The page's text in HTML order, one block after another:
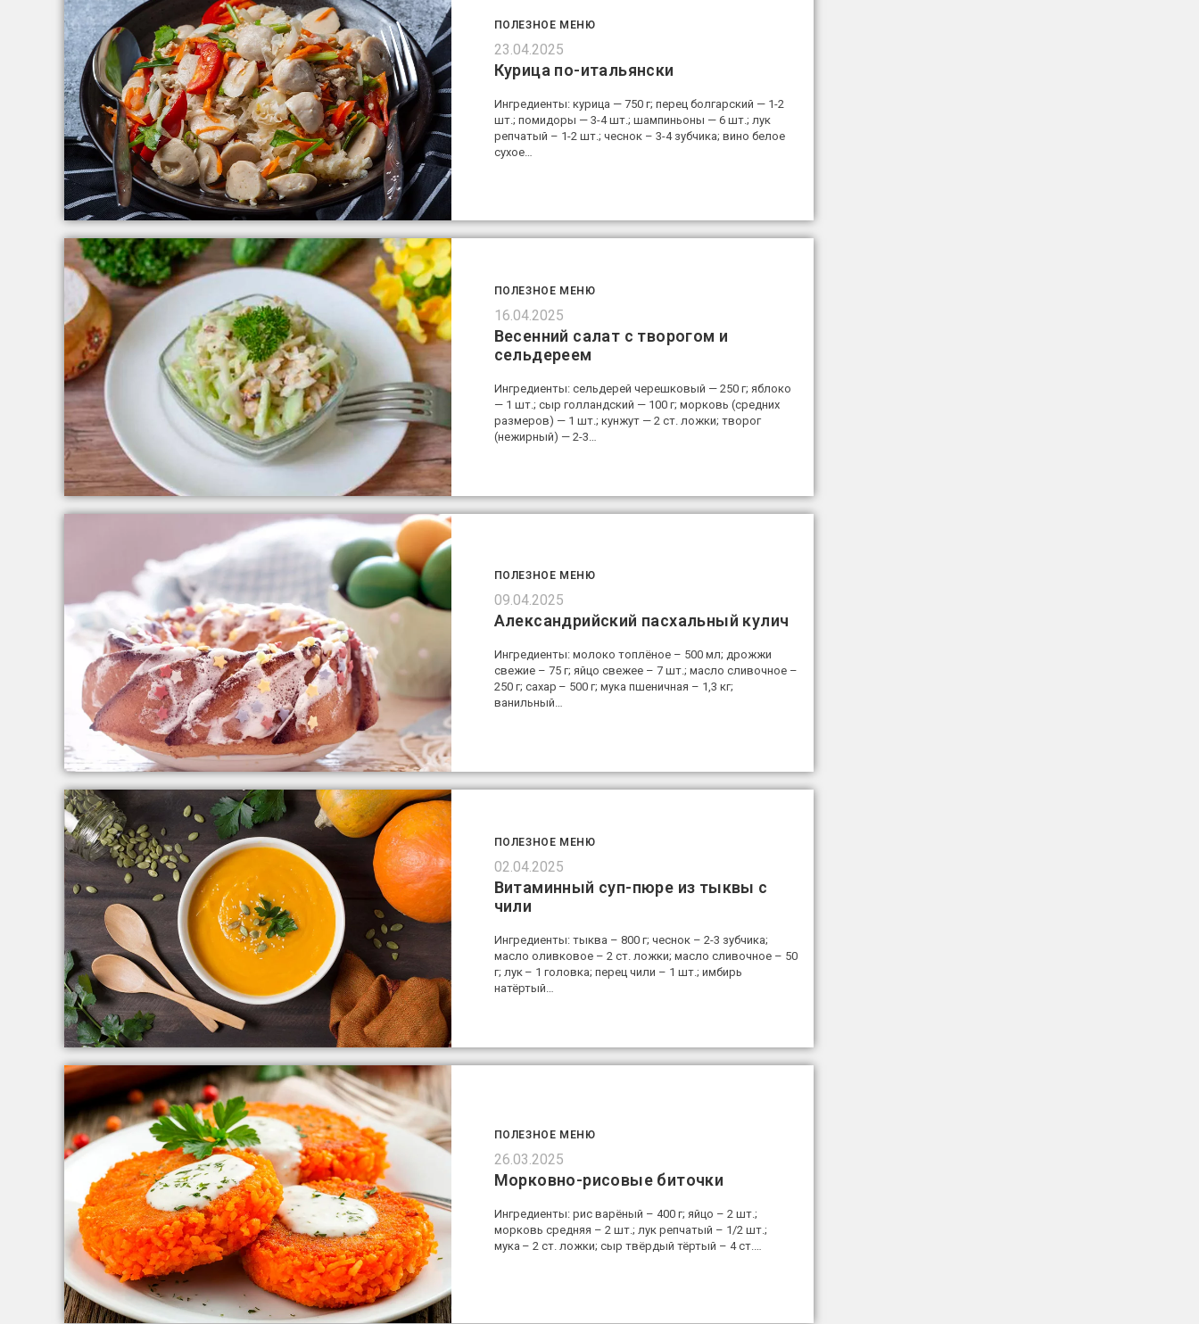
ПОЛЕЗНОЕ МЕНЮ
23.04.2025
Курица по-итальянски
Ингредиенты: курица — 750 г; перец болгарский — 1-2
шт.; помидоры — 3-4 шт.; шампиньоны — 6 шт.; лук
репчатый – 1-2 шт.; чеснок – 3-4 зубчика; вино белое
сухое…
ПОЛЕЗНОЕ МЕНЮ
16.04.2025
Весенний салат с творогом и
сельдереем
Ингредиенты: сельдерей черешковый — 250 г; яблоко
— 1 шт.; сыр голландский — 100 г; морковь (средних
размеров) — 1 шт.; кунжут — 2 ст. ложки; творог
(нежирный) — 2-3…
ПОЛЕЗНОЕ МЕНЮ
09.04.2025
Александрийский пасхальный кулич
Ингредиенты: молоко топлёное – 500 мл; дрожжи
свежие – 75 г; яйцо свежее – 7 шт.; масло сливочное –
250 г; сахар – 500 г; мука пшеничная – 1,3 кг;
ванильный…
ПОЛЕЗНОЕ МЕНЮ
02.04.2025
Витаминный суп-пюре из тыквы с
чили
Ингредиенты: тыква – 800 г; чеснок – 2-3 зубчика;
масло оливковое – 2 ст. ложки; масло сливочное – 50
г; лук – 1 головка; перец чили – 1 шт.; имбирь
натёртый…
ПОЛЕЗНОЕ МЕНЮ
26.03.2025
Морковно-рисовые биточки
Ингредиенты: рис варёный – 400 г; яйцо – 2 шт.;
морковь средняя – 2 шт.; лук репчатый – 1/2 шт.;
мука – 2 ст. ложки; сыр твёрдый тёртый – 4 ст.…